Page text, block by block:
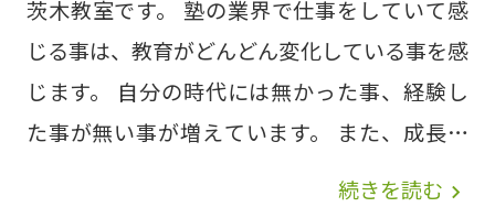
茨木教室です。 塾の業界で仕事をしていて感
じる事は、教育がどんどん変化している事を感
じます。 自分の時代には無かった事、経験し
た事が無い事が増えています。 また、成長の
中で子供が身に付けておく方がよい事もありま
続きを読む navigate_next